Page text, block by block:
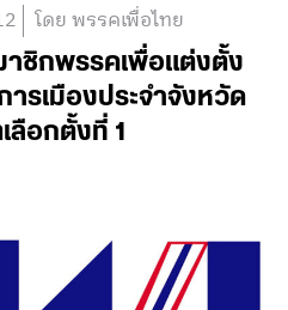
โดย พรรคเพื่อไทย
าชิกพรรคเพื่อแต่งตั้ง
รเมืองประจำจังหวัด
ลือกตั้งที่ 1